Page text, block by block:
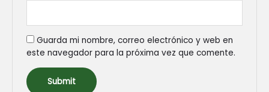
Guarda mi nombre, correo electrónico y web en
este navegador para la próxima vez que comente.